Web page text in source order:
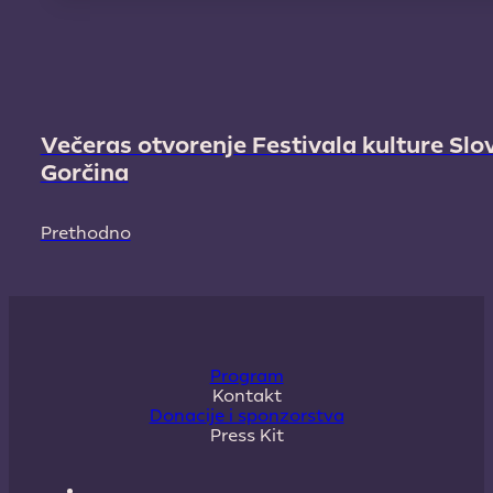
Prethodno
Večeras otvorenje Festivala kulture
Gorčina
Program
Kontakt
Donacije i sponzorstva
Press Kit